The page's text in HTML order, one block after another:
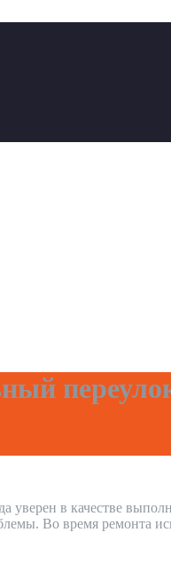
уверен в качестве
Во время ремонта